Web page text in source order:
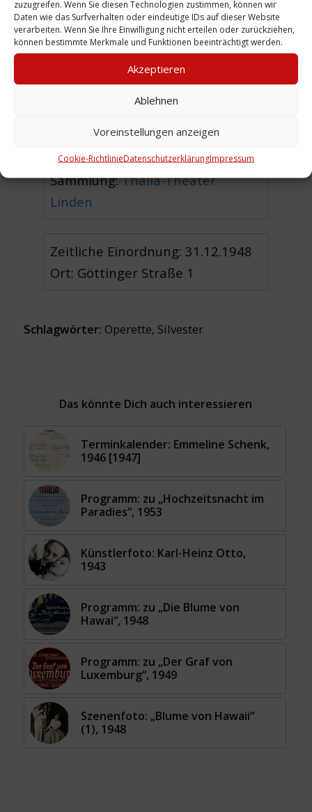
zuzugreifen. Wenn Sie diesen Technologien zustimmen, können wir
Daten wie das Surfverhalten oder eindeutige IDs auf dieser Website
verarbeiten. Wenn Sie Ihre Einwilligung nicht erteilen oder zurückziehen,
können bestimmte Merkmale und Funktionen beeinträchtigt werden.
Akzeptieren
Ablehnen
Voreinstellungen anzeigen
Cookie-RichtlinieDatenschutzerklärungImpressum
Hier ist der Programmzettel von
der Aufführung zu Silvester 1948
(HDe)
Urheber: Thalia Theater
Sammlung:Thalia-Theater
Linden
Zeitliche Einordnung: 31.12.1948
Ort: Göttinger Straße 1
Schlagwörter: Operette, Silvester
Das könnte Dich auch interessieren
Terminkalender: Emmeline Schenk,
1946 [1947]
Programm: zu „Hochzeitsnacht im
Paradies“, 1953
Künstlerfoto: Karl-Heinz Otto,
1943
Programm: zu „Die Blume von
Hawai“, 1948
Programm: zu „Der Graf von
Luxemburg“, 1949
Szenenfoto: „Blume von Hawaii“
(1), 1948